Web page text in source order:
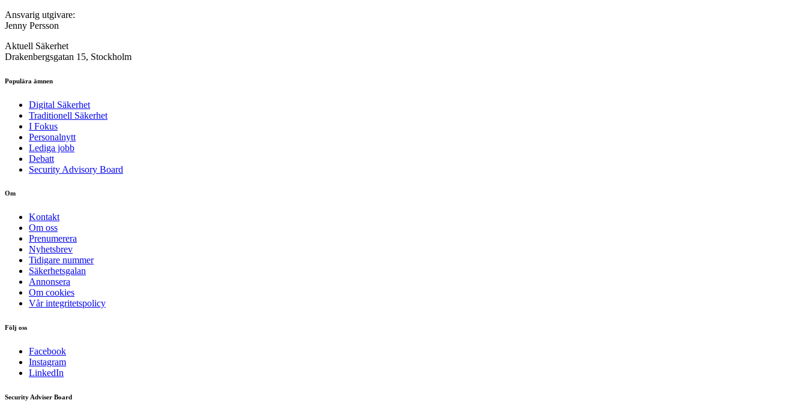
Ansvarig utgivare:
Jenny Persson
Aktuell Säkerhet
Drakenbergsgatan 15, Stockholm
Populära ämnen
Digital Säkerhet
Traditionell Säkerhet
I Fokus
Personalnytt
Lediga jobb
Debatt
Security Advisory Board
Om
Kontakt
Om oss
Prenumerera
Nyhetsbrev
Tidigare nummer
Säkerhetsgalan
Annonsera
Om cookies
Vår integritetspolicy
Följ oss
Facebook
Instagram
LinkedIn
Security Adviser Board